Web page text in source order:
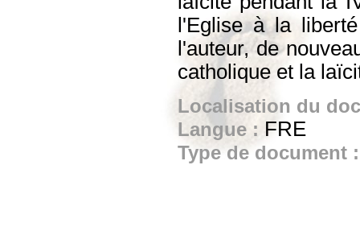
l'Eglise à la
l'auteur, de
catholique et la
Localisation du
Langue : FRE
Type de document